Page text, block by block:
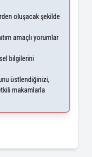
oluşacak şekilde
amaçlı yorumlar
bilgilerini
üstlendiğinizi,
makamlarla